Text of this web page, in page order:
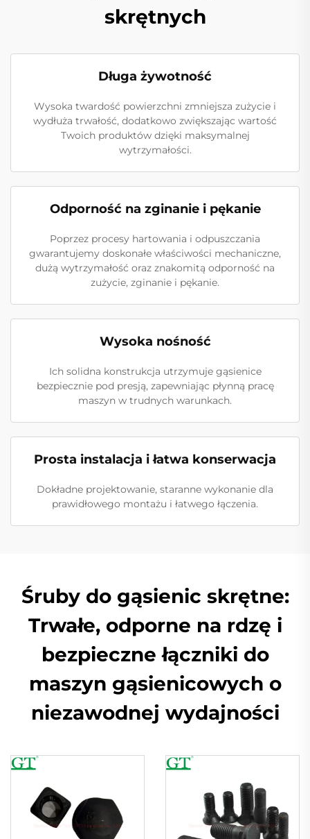
skrętnych
Długa żywotność
Wysoka twardość powierzchni zmniejsza zużycie i
wydłuża trwałość, dodatkowo zwiększając wartość
Twoich produktów dzięki maksymalnej
wytrzymałości.
Odporność na zginanie i pękanie
Poprzez procesy hartowania i odpuszczania
gwarantujemy doskonałe właściwości mechaniczne,
dużą wytrzymałość oraz znakomitą odporność na
zużycie, zginanie i pękanie.
Wysoka nośność
Ich solidna konstrukcja utrzymuje gąsienice
bezpiecznie pod presją, zapewniając płynną pracę
maszyn w trudnych warunkach.
Prosta instalacja i łatwa konserwacja
Dokładne projektowanie, staranne wykonanie dla
prawidłowego montażu i łatwego łączenia.
Śruby do gąsienic skrętne:
Trwałe, odporne na rdzę i
bezpieczne łączniki do
maszyn gąsienicowych o
niezawodnej wydajności